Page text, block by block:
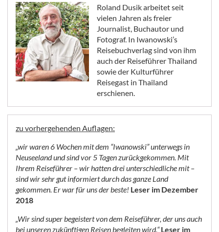
Roland Dusik arbeitet seit
vielen Jahren als freier
Journalist, Buchautor und
Fotograf. In Iwanowski’s
Reisebuchverlag sind von ihm
auch der Reiseführer Thailand
sowie der Kulturführer
Reisegast in Thailand
erschienen.
zu vorhergehenden Auflagen:
„wir waren 6 Wochen mit dem “Iwanowski” unterwegs in
Neuseeland und sind vor 5 Tagen zurückgekommen. Mit
Ihrem Reiseführer – wir hatten drei unterschiedliche mit –
sind wir sehr gut informiert durch das ganze Land
gekommen. Er war für uns der beste! Leser im Dezember
2018
„Wir sind super begeistert von dem Reiseführer, der uns auch
bei unseren zukünftigen Reisen begleiten wird.“ Leser im